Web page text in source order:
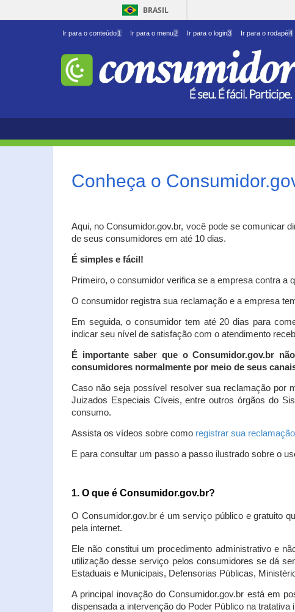
BRASIL
Ir para o conteúdo1 Ir para o menu2 Ir para o login3 Ir para o rodapé4
Conheça o
Aqui, no Consumidor.gov.br, você pode se comunicar
de seus consumidores em até 10 dias.
É simples e fácil!
Primeiro, o consumidor verifica se a empresa contra a
O consumidor registra sua reclamação e a empresa
Em seguida, o consumidor tem até 20 dias para
indicar seu nível de satisfação com o atendimento
É importante saber que o Consumidor.gov.br
consumidores normalmente por meio de seus
Caso não seja possível resolver sua reclamação por
Juizados Especiais Cíveis, entre outros órgãos do
consumo.
Assista os vídeos sobre como registrar sua reclamação
E para consultar um passo a passo ilustrado sobre o
1. O que é Consumidor.gov.br?
O Consumidor.gov.br é um serviço público e gratuito
pela internet.
Ele não constitui um procedimento administrativo e
utilização desse serviço pelos consumidores se dá
Estaduais e Municipais, Defensorias Públicas,
A principal inovação do Consumidor.gov.br está em
dispensada a intervenção do Poder Público na tratativa